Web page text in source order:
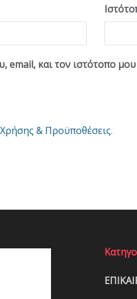
email, και τον ιστότοπο
& Προϋποθέσεις.